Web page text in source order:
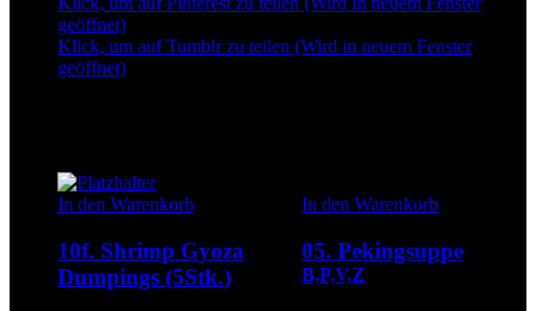
geöffnet)
Klick, um auf Tumblr zu teilen (Wird in neuem Fenster
geöffnet)
In den Warenkorb
10f. Shrimp Gyoza
Dumpings (5Stk.)
In den Warenkorb
05. Pekingsuppe
B,P,V,Z